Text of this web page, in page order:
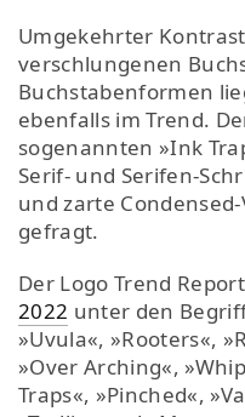
Umgekehrter
verschlungenen
Buchstabenformen
ebenfalls im Trend.
sogenannten »Ink
Serif- und Serifen-
und zarte
gefragt.
Der Logo Trend
2022 unter den
»Uvula«, »Rooters«,
»Over Arching«,
Traps«, »Pinched«,